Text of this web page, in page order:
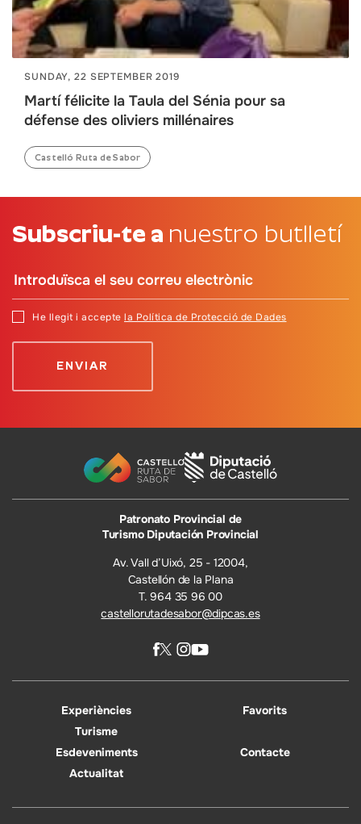
SUNDAY, 22 SEPTEMBER 2019
Martí félicite la Taula del Sénia pour sa
défense des oliviers millénaires
Castelló Ruta de Sabor
Subscriu-te a nuestro butlletí
He llegit i accepte la Política de Protecció de Dades
Patronato Provincial de
Turismo Diputación Provincial
Av. Vall d’Uixó, 25 - 12004,
Castellón de la Plana
T. 964 35 96 00
castellorutadesabor@dipcas.es
Experiències
Turisme
Esdeveniments
Actualitat
Favorits
Contacte